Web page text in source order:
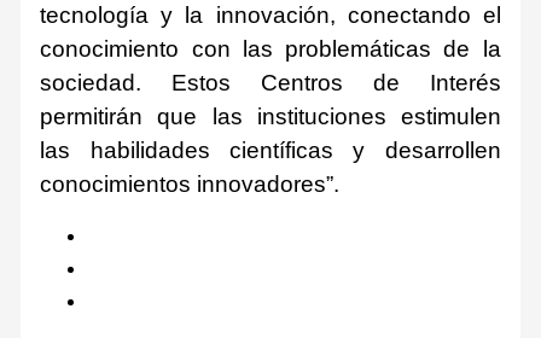
tecnología y la innovación, conectando el
conocimiento con las problemáticas de la
sociedad. Estos Centros de Interés
permitirán que las instituciones estimulen
las habilidades científicas y desarrollen
conocimientos innovadores”.